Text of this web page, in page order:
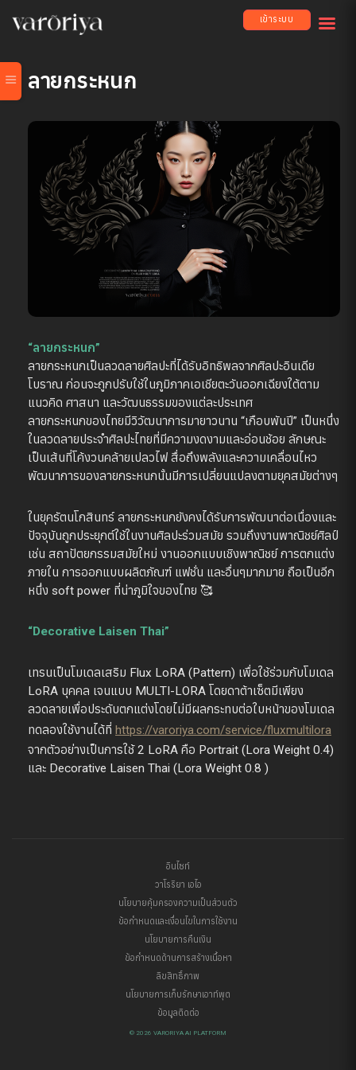
เข้าระบบ
ลายกระหนก
“ลายกระหนก”
ลายกระหนกเป็นลวดลายศิลปะที่ได้รับอิทธิพลจากศิลปะอินเดีย
โบราณ ก่อนจะถูกปรับใช้ในภูมิภาคเอเชียตะวันออกเฉียงใต้ตาม
แนวคิด ศาสนา และวัฒนธรรมของแต่ละประเทศ
ลายกระหนกของไทยมีวิวัฒนาการมายาวนาน “เกือบพันปี” เป็นหนึ่ง
ในลวดลายประจำศิลปะไทยที่มีความงดงามและอ่อนช้อย ลักษณะ
เป็นเส้นที่โค้งวนคล้ายเปลวไฟ สื่อถึงพลังและความเคลื่อนไหว
พัฒนาการของลายกระหนกนั้นมีการเปลี่ยนแปลงตามยุคสมัยต่างๆ
ในยุครัตนโกสินทร์ ลายกระหนกยังคงได้รับการพัฒนาต่อเนื่องและ
ปัจจุบันถูกประยุกต์ใช้ในงานศิลปะร่วมสมัย รวมถึงงานพาณิชย์ศิลป์
เช่น สถาปัตยกรรมสมัยใหม่ งานออกแบบเชิงพาณิชย์ การตกแต่ง
ภายใน การออกแบบผลิตภัณฑ์ แฟชั่น และอื่นๆมากมาย ถือเป็นอีก
หนึ่ง soft power ที่น่าภูมิใจของไทย 🥰
“Decorative Laisen Thai”
เทรนเป็นโมเดลเสริม Flux LoRA (Pattern) เพื่อใช้ร่วมกับโมเดล
LoRA บุคคล เจนแบบ MULTI-LORA โดยดาต้าเซ็ตมีเพียง
ลวดลายเพื่อประดับตกแต่งโดยไม่มีผลกระทบต่อใบหน้าของโมเดล
ทดลองใช้งานได้ที่ https://varoriya.com/service/fluxmultilora
จากตัวอย่างเป็นการใช้ 2 LoRA คือ Portrait (Lora Weight 0.4)
และ Decorative Laisen Thai (Lora Weight 0.8 )
อินไซท์
วาโรริยา เอไอ
นโยบายคุ้มครองความเป็นส่วนตัว
ข้อกำหนดและเงื่อนไขในการใช้งาน
นโยบายการคืนเงิน
ข้อกำหนดด้านการสร้างเนื้อหา
ลิขสิทธิ์ภาพ
นโยบายการเก็บรักษาเอาท์พุต
ข้อมูลติดต่อ
© 2026 VARORIYA AI PLATFORM